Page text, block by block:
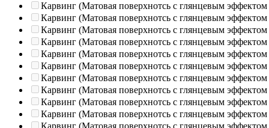
Карвинг (Матовая поверхнотсь с глянцевым эффектом
Карвинг (Матовая поверхнотсь с глянцевым эффектом
Карвинг (Матовая поверхнотсь с глянцевым эффектом
Карвинг (Матовая поверхнотсь с глянцевым эффектом
Карвинг (Матовая поверхнотсь с глянцевым эффектом
Карвинг (Матовая поверхнотсь с глянцевым эффектом
Карвинг (Матовая поверхнотсь с глянцевым эффектом
Карвинг (Матовая поверхнотсь с глянцевым эффектом
Карвинг (Матовая поверхнотсь с глянцевым эффектом
Карвинг (Матовая поверхнотсь с глянцевым эффектом